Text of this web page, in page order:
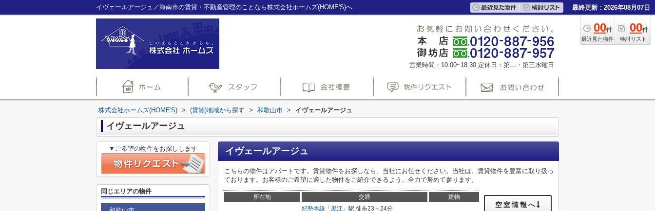
イヴェールアージュ／海南市の賃貸・不動産管理のことなら株式会社ホームズ(HOME'S)へ 最終更新：2026年08月07日
00件
最近見た物件
00件
検討リスト
営業時間：10:00~18:30 定休日：第二・第三水曜日
株式会社ホームズ(HOME'S) > (賃貸)地域から探す > 和歌山市 > イヴェールアージュ
イヴェールアージュ
イヴェールアージュ
こちらの物件はアパートです。賃貸物件をお探しなら、当社にお任せください。当社は、賃貸物件を豊富に取り扱っ
ております。お客様のご希望に適した物件をご紹介できるよう、全力で努めて参ります。
所在地 交通 建物
紀勢本線 「 黒江 」駅 徒歩23～24分
空室情報へ
▼ご希望の物件をお探しします
同じエリアの物件